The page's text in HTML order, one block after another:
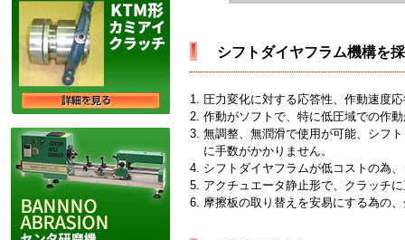
シフトダイヤフラム機構を
圧力変化に対する応答性、作動速度
作動がソフトで、特に低圧域での作
無調整、無潤滑で使用が可能、シフ
に手数がかかりません。
シフトダイヤフラムが低コストの為
アクチュエータ静止形で、クラッチ
摩擦板の取り替えを安易にする為の